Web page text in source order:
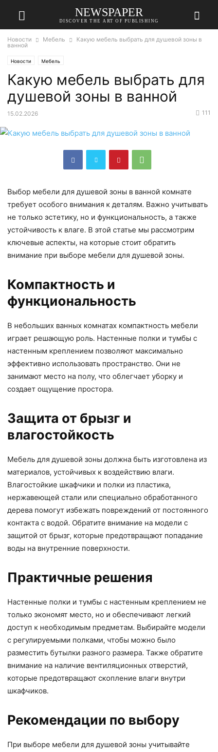
NEWSPAPER
DISCOVER THE ART OF PUBLISHING
Новости Мебель
Какую мебель выбрать для душевой зоны в
ванной
Новости Мебель
Какую мебель выбрать для
душевой зоны в ванной
15.02.2026 111
Выбор мебели для душевой зоны в ванной комнате
требует особого внимания к деталям. Важно учитывать
не только эстетику, но и функциональность, а также
устойчивость к влаге. В этой статье мы рассмотрим
ключевые аспекты, на которые стоит обратить
внимание при выборе мебели для душевой зоны.
Компактность и
функциональность
В небольших ванных комнатах компактность мебели
играет решающую роль. Настенные полки и тумбы с
настенным креплением позволяют максимально
эффективно использовать пространство. Они не
занимают место на полу, что облегчает уборку и
создает ощущение простора.
Защита от брызг и
влагостойкость
Мебель для душевой зоны должна быть изготовлена из
материалов, устойчивых к воздействию влаги.
Влагостойкие шкафчики и полки из пластика,
нержавеющей стали или специально обработанного
дерева помогут избежать повреждений от постоянного
контакта с водой. Обратите внимание на модели с
защитой от брызг, которые предотвращают попадание
воды на внутренние поверхности.
Практичные решения
Настенные полки и тумбы с настенным креплением не
только экономят место, но и обеспечивают легкий
доступ к необходимым предметам. Выбирайте модели
с регулируемыми полками, чтобы можно было
разместить бутылки разного размера. Также обратите
внимание на наличие вентиляционных отверстий,
которые предотвращают скопление влаги внутри
шкафчиков.
Рекомендации по выбору
При выборе мебели для душевой зоны учитывайте